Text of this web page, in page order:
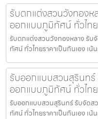
รับตกแต่งสวนวังทอง
ออกแบบภูมิทัศน์ ทั่วไทย
รับตกแต่งสวนวังทองหลาง รั
ทัศน์ ทั่วไทยราคาเป็นกันเอง เ
รับออกแบบสวนสุรินท
ออกแบบภูมิทัศน์ ทั่วไทย
รับออกแบบสวนสุรินทร์ รับจัด
ทัศน์ ทั่วไทยราคาเป็นกันเอง เ